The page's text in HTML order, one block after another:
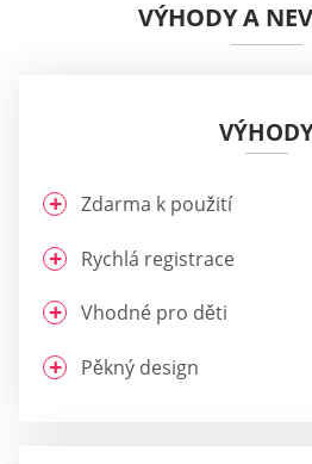
VÝHODY A
Zdarma k použití
Rychlá registrace
Vhodné pro děti
Pěkný design